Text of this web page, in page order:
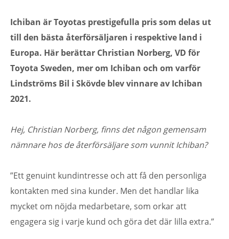
Ichiban är Toyotas prestigefulla pris som delas ut
till den bästa återförsäljaren i respektive land i
Europa. Här berättar Christian Norberg, VD för
Toyota Sweden, mer om Ichiban och om varför
Lindströms Bil i Skövde blev vinnare av Ichiban
2021.
Hej, Christian Norberg, finns det någon gemensam
nämnare hos de återförsäljare som vunnit Ichiban?
”Ett genuint kundintresse och att få den personliga
kontakten med sina kunder. Men det handlar lika
mycket om nöjda medarbetare, som orkar att
engagera sig i varje kund och göra det där lilla extra.”